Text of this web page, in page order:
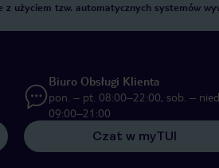
użyciem tzw. automatycznych systemów
Biuro Obsługi Klienta
pon. – pt. 08:00–22:00, sob. –
09:00–21:00
Czat w myTUI